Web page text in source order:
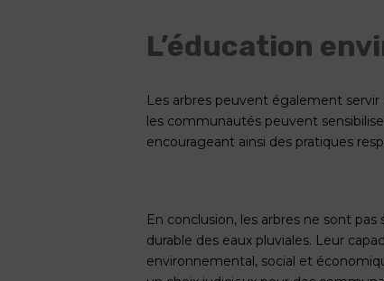
L’éducation
Les arbres peuvent également
les communautés peuvent
encourageant ainsi des pratiques
En conclusion, les arbres ne sont
durable des eaux pluviales. Leur
environnemental, social et